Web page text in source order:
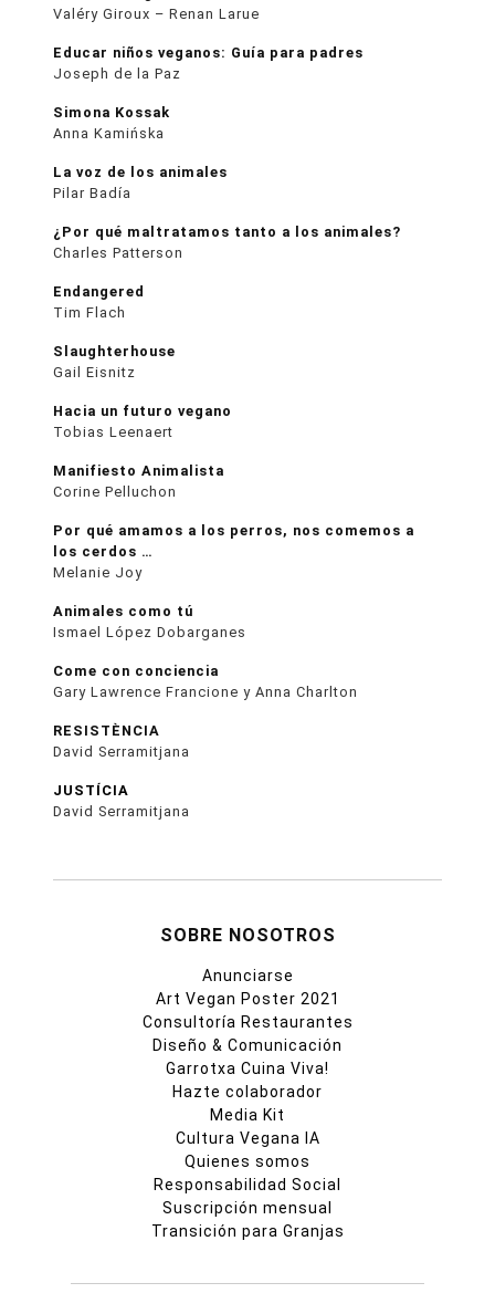
Valéry Giroux – Renan Larue
Educar niños veganos: Guía para padres
Joseph de la Paz
Simona Kossak
Anna Kamińska
La voz de los animales
Pilar Badía
¿Por qué maltratamos tanto a los animales?
Charles Patterson
Endangered
Tim Flach
Slaughterhouse
Gail Eisnitz
Hacia un futuro vegano
Tobias Leenaert
Manifiesto Animalista
Corine Pelluchon
Por qué amamos a los perros, nos comemos a
los cerdos …
Melanie Joy
Animales como tú
Ismael López Dobarganes
Come con conciencia
Gary Lawrence Francione y Anna Charlton
RESISTÈNCIA
David Serramitjana
JUSTÍCIA
David Serramitjana
SOBRE NOSOTROS
Anunciarse
Art Vegan Poster 2021
Consultoría Restaurantes
Diseño & Comunicación
Garrotxa Cuina Viva!
Hazte colaborador
Media Kit
Cultura Vegana IA
Quienes somos
Responsabilidad Social
Suscripción mensual
Transición para Granjas